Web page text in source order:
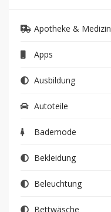
Apotheke & Medizin
Apps
Ausbildung
Autoteile
Bademode
Bekleidung
Beleuchtung
Bettwäsche